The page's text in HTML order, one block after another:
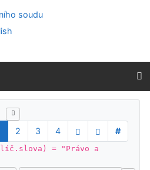
2 3 4
#
= "Právo a